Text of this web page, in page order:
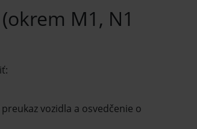
M1, N1
vozidla a osvedčenie o